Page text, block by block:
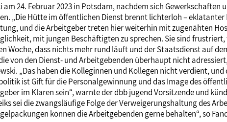
24. Februar 2023 in Potsdam, nachdem sich
„Die Hütte im öffentlichen Dienst brennt lichterloh –
und die Arbeitgeber treten hier weiterhin mit zugenähten
mit jungen Beschäftigten zu sprechen. Sie sind
Woche, dass nichts mehr rund läuft und der Staatsdienst auf
von den Dienst- und Arbeitgebenden überhaupt nicht
„Das haben die Kolleginnen und Kollegen nicht verdient,
ist Gift für die Personalgewinnung und das Image des
im Klaren sein“, warnte der dbb jugend Vorsitzende und
sei die zwangsläufige Folge der Verweigerungshaltung des
können die Arbeitgebenden gerne behalten“, so